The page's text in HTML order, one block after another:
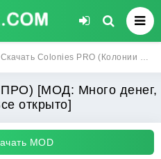
Colonies PRO (Колонии ПРО) [МОД: Много денег, Монет и Все открыто] | Взлом Colonies PRO на Андроид
ПРО) [МОД: Много денег,
открыто]
MOD